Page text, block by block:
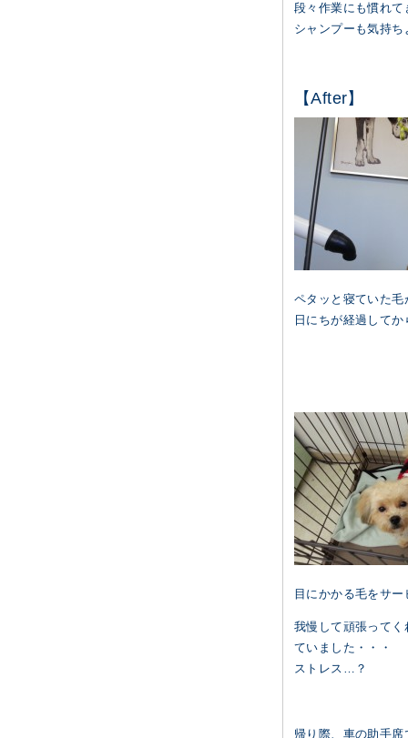
段々作業にも慣れ
シャンプーも気持
【After】
ペタッと寝ていた
日にちが経過して
目にかかる毛をサ
我慢して頑張って
ていました・・・
ストレス…？
帰り際、車の助手